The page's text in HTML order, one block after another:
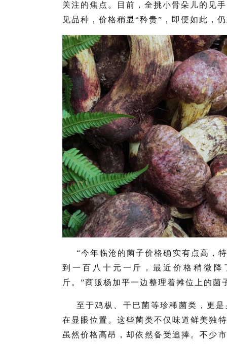
关注的焦点。目前，全挑小骨朵儿的见
见品种，价格稍显“矜贵”，即便如此，
“今年临沧的菌子价格确实有点高，
到一百八十元一斤，最近价格稍微
斤。”商贩杨加平一边整理着摊位上的菌
至于鸡枞、干巴菌等珍稀菌类，更
在显眼位置。这些菌类不仅味道鲜美独
虽然价格高昂，却依然备受追捧。不少